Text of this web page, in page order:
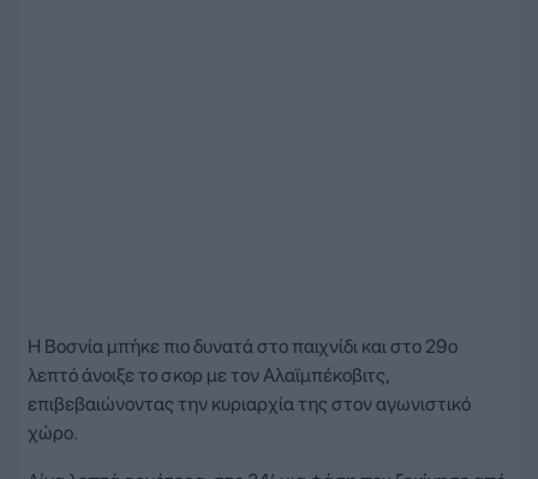
Η Βοσνία μπήκε πιο δυνατά στο παιχνίδι και στο 29ο
λεπτό άνοιξε το σκορ με τον Αλαϊμπέκοβιτς,
επιβεβαιώνοντας την κυριαρχία της στον αγωνιστικό
χώρο.